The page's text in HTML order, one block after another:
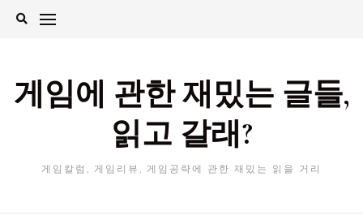
Skip
게임에 관한 재밌는 글들,
읽고 갈래?
게임칼럼, 게임리뷰, 게임공략에 관한 재밌는 읽을 거리